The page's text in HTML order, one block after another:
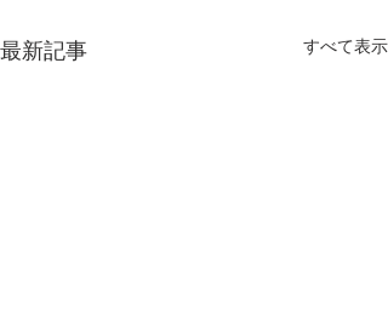
最新記事 すべて表示